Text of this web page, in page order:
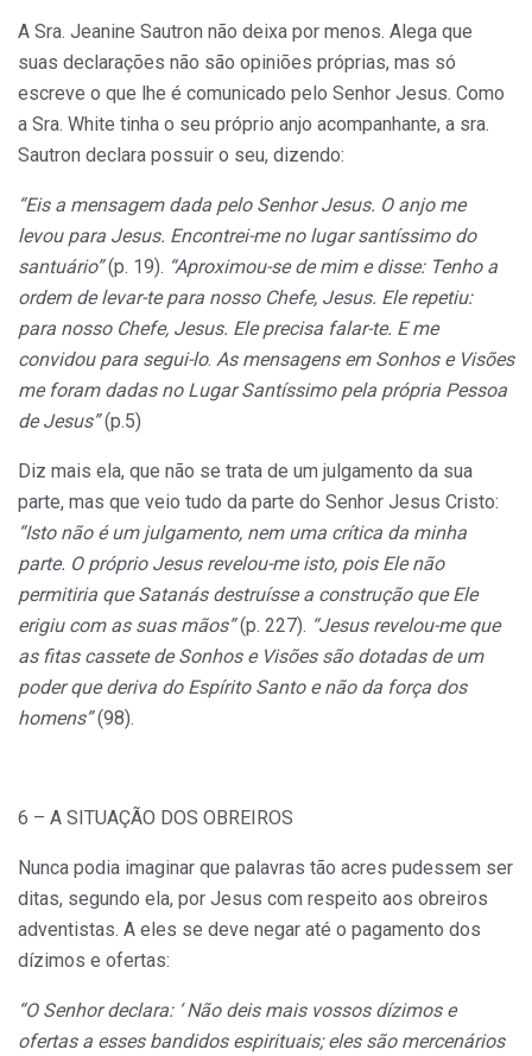
A Sra. Jeanine Sautron não deixa por menos. Alega que
suas declarações não são opiniões próprias, mas só
escreve o que lhe é comunicado pelo Senhor Jesus. Como
a Sra. White tinha o seu próprio anjo acompanhante, a sra.
Sautron declara possuir o seu, dizendo:
“Eis a mensagem dada pelo Senhor Jesus. O anjo me
levou para Jesus. Encontrei-me no lugar santíssimo do
santuário”(p. 19). “Aproximou-se de mim e disse: Tenho a
ordem de levar-te para nosso Chefe, Jesus. Ele repetiu:
para nosso Chefe, Jesus. Ele precisa falar-te. E me
convidou para segui-lo. As mensagens em Sonhos e Visões
me foram dadas no Lugar Santíssimo pela própria Pessoa
de Jesus”(p.5)
Diz mais ela, que não se trata de um julgamento da sua
parte, mas que veio tudo da parte do Senhor Jesus Cristo:
“Isto não é um julgamento, nem uma crítica da minha
parte. O próprio Jesus revelou-me isto, pois Ele não
permitiria que Satanás destruísse a construção que Ele
erigiu com as suas mãos”(p. 227). “Jesus revelou-me que
as fitas cassete de Sonhos e Visões são dotadas de um
poder que deriva do Espírito Santo e não da força dos
homens”(98).
6 – A SITUAÇÃO DOS OBREIROS
Nunca podia imaginar que palavras tão acres pudessem ser
ditas, segundo ela, por Jesus com respeito aos obreiros
adventistas. A eles se deve negar até o pagamento dos
dízimos e ofertas:
“O Senhor declara: ‘ Não deis mais vossos dízimos e
ofertas a esses bandidos espirituais; eles são mercenários